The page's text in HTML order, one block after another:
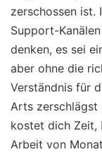
zerschossen ist.
Support-
denken, es sei
aber ohne die
Verständnis für
Arts zerschlägst
kostet dich Zeit,
Arbeit von